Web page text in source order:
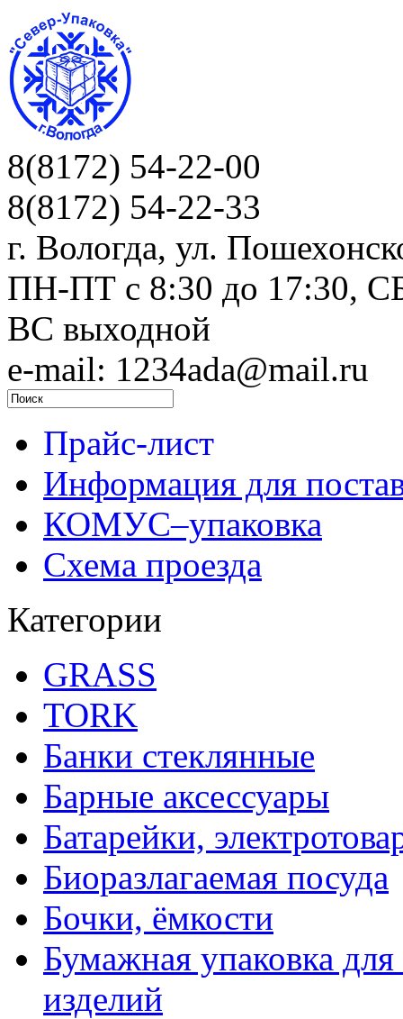
8(8172) 54-22-00
8(8172) 54-22-33
г. Вологда, ул.
ПН-ПТ c 8:30 до 17:30,
ВС выходной
e-mail: 1234ada@mail.ru
Прайс-лист
Информация для
КОМУС–упаковка
Схема проезда
Категории
GRASS
TORK
Банки стеклянные
Барные аксессуары
Батарейки,
Биоразлагаемая посуда
Бочки, ёмкости
Бумажная упаковка
изделий